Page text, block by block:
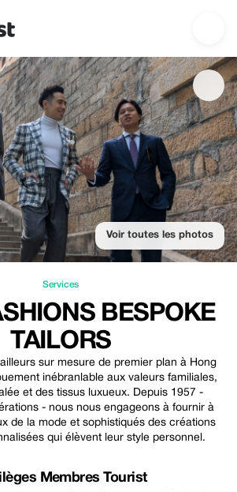
Tailors — Services | Up to 15% off |
Voir toutes les photos
Services
BESPOKE
TAILORS
sur mesure de premier plan à Hong
inébranlable aux valeurs familiales,
et des tissus luxueux. Depuis 1957 -
- nous nous engageons à fournir à
de la mode et sophistiqués des créations
qui élèvent leur style personnel.
Membres Tourist